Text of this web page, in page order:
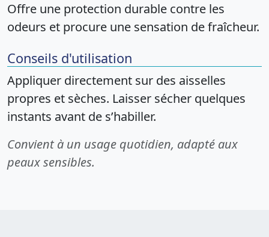
Offre une protection durable contre les
odeurs et procure une sensation de fraîcheur.
Conseils d'utilisation
Appliquer directement sur des aisselles
propres et sèches. Laisser sécher quelques
instants avant de s’habiller.
Convient à un usage quotidien, adapté aux
peaux sensibles.